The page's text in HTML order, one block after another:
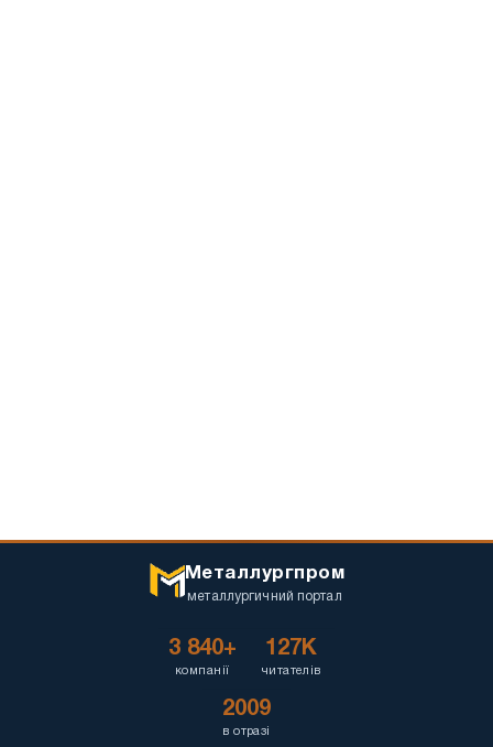
Металлургпром
металлургичний портал
3 840+
компанії
127K
читателів
2009
в отразі